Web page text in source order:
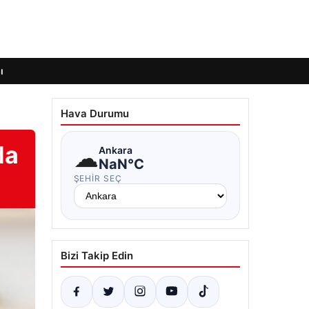
Hava Durumu
☁Ankara
NaN°C
ŞEHIR SEÇ
Bizi Takip Edin